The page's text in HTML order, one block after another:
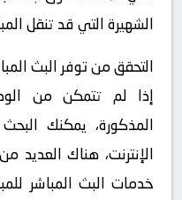
الشهيرة التي قد تنقل
التحقق من توفر البث
إذا لم تتمكن من
المذكورة، يمكنك
الإنترنت، هناك العديد
خدمات البث المباشر